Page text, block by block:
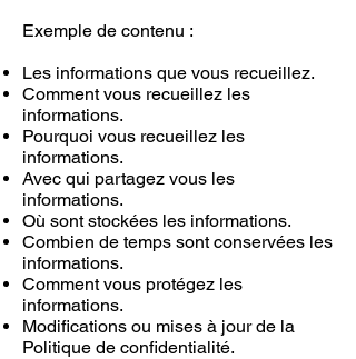
Exemple de contenu :
Les informations que vous recueillez.
Comment vous recueillez les
informations.
Pourquoi vous recueillez les
informations.
Avec qui partagez vous les
informations.
Où sont stockées les informations.
Combien de temps sont conservées les
informations.
Comment vous protégez les
informations.
Modifications ou mises à jour de la
Politique de confidentialité.